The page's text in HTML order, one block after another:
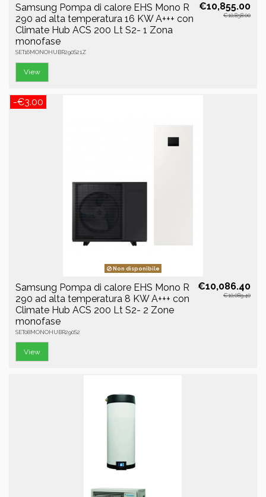
Samsung Pompa di calore EHS Mono R
290 ad alta temperatura 16 KW A+++ con
Climate Hub ACS 200 Lt S2- 1 Zona
monofase
SET16MONOHUBR290S21Z
€10,855.00
€10,858.00
View
-€3.00
Non disponibile
Samsung Pompa di calore EHS Mono R
290 ad alta temperatura 8 KW A+++ con
Climate Hub ACS 200 Lt S2- 2 Zone
monofase
SET08MONOHUBR290S2
€10,086.40
€10,089.40
View